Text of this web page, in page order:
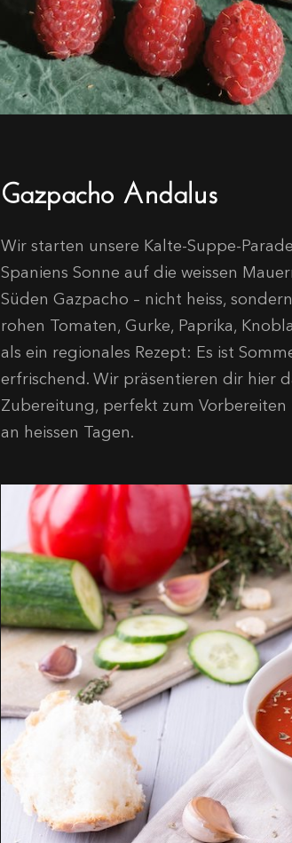
Gazpacho Andalus
Wir starten unsere Kalte-Suppe-
Spaniens Sonne auf die weissen
Süden Gazpacho – nicht heiss,
rohen Tomaten, Gurke, Paprika,
als ein regionales Rezept: Es ist
erfrischend. Wir präsentieren dir hier
Zubereitung, perfekt zum
an heissen Tagen.